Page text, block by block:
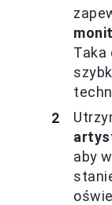
Taka
aby